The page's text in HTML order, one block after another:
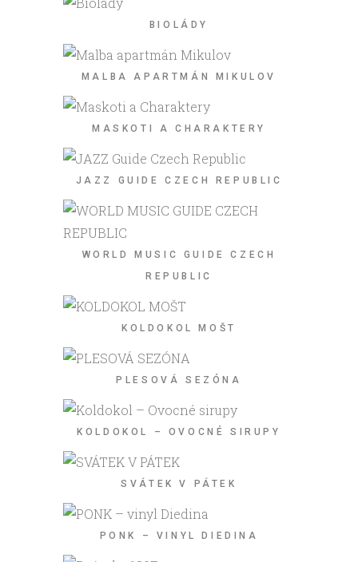
BIOLÁDY
MALBA APARTMÁN MIKULOV
MASKOTI A CHARAKTERY
JAZZ GUIDE CZECH REPUBLIC
WORLD MUSIC GUIDE CZECH
REPUBLIC
KOLDOKOL MOŠT
PLESOVÁ SEZÓNA
KOLDOKOL – OVOCNÉ SIRUPY
SVÁTEK V PÁTEK
PONK – VINYL DIEDINA